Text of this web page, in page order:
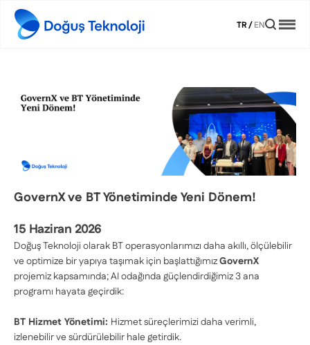
TR/EN
GovernX ve BT Yönetiminde Yeni Dönem!
15 Haziran 2026
Doğuş Teknoloji olarak BT operasyonlarımızı daha akıllı, ölçülebilir
ve optimize bir yapıya taşımak için başlattığımızGovernX
projemiz kapsamında; AI odağında güçlendirdiğimiz 3 ana
programı hayata geçirdik:
BT Hizmet Yönetimi: Hizmet süreçlerimizi daha verimli,
izlenebilir ve sürdürülebilir hale getirdik.